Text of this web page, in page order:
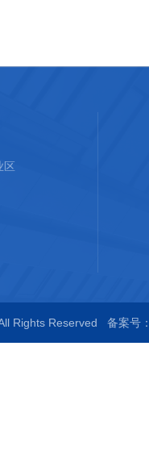
区
Rights Reserved 备案号